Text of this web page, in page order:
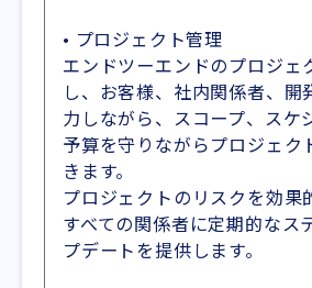
• プロジェクト管理
エンドツーエンドのプロジェ
し、お客様、社内関係者、開
力しながら、スコープ、スケ
予算を守りながらプロジェク
きます。
プロジェクトのリスクを効果
すべての関係者に定期的なス
プデートを提供します。